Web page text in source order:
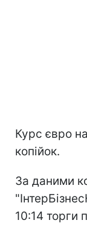
Курс євро
копійок.
За даними
10:14 торги